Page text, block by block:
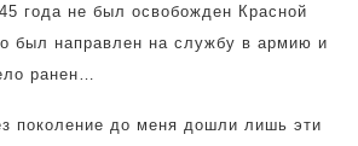
года не был освобожден Красной
был направлен на службу в армию и
ранен…
поколение до меня дошли лишь эти